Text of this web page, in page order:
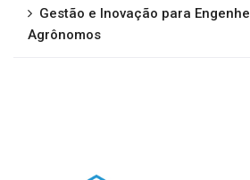
Gestão e Inovação para
Agrônomos